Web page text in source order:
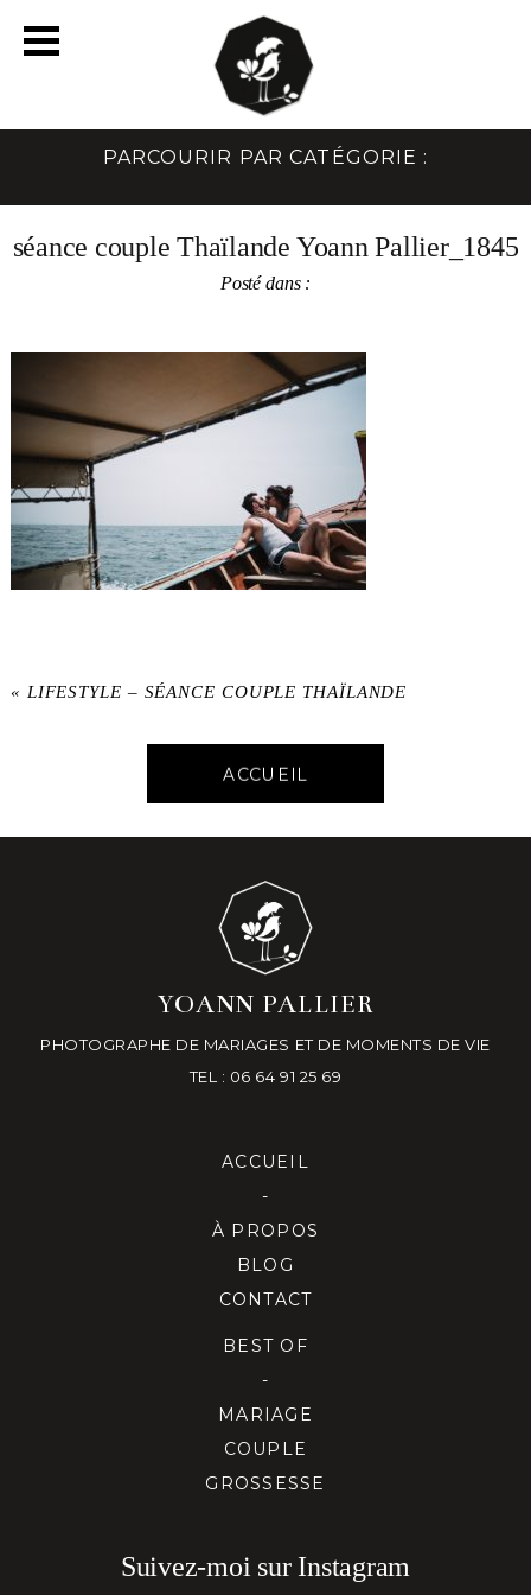
PARCOURIR PAR CATÉGORIE :
séance couple Thaïlande Yoann Pallier_1845
Posté dans :
« LIFESTYLE – SÉANCE COUPLE THAÏLANDE
ACCUEIL
YOANN PALLIER
PHOTOGRAPHE DE MARIAGES ET DE MOMENTS DE VIE
TEL : 06 64 91 25 69
ACCUEIL
-
À PROPOS
BLOG
CONTACT
BEST OF
-
MARIAGE
COUPLE
GROSSESSE
Suivez-moi sur Instagram